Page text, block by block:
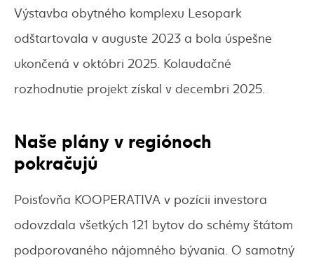
Výstavba obytného komplexu Lesopark
odštartovala v auguste 2023 a bola úspešne
ukončená v októbri 2025. Kolaudačné
rozhodnutie projekt získal v decembri 2025.
Naše plány v regiónoch
pokračujú
Poisťovňa KOOPERATIVA v pozícii investora
odovzdala všetkých 121 bytov do schémy štátom
podporovaného nájomného bývania. O samotný